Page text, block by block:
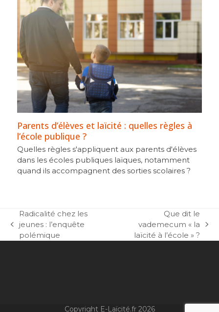
Parents d’élèves et laïcité : quelles règles à
l’école publique ?
Quelles règles s'appliquent aux parents d'élèves
dans les écoles publiques laïques, notamment
quand ils accompagnent des sorties scolaires ?
previous
post:
Radicalité chez les
jeunes : l’enquête
polémique
post:
Que dit le
vademecum « la
laïcité à l’école » ?
Copyright E-Laïcité.fr 2026